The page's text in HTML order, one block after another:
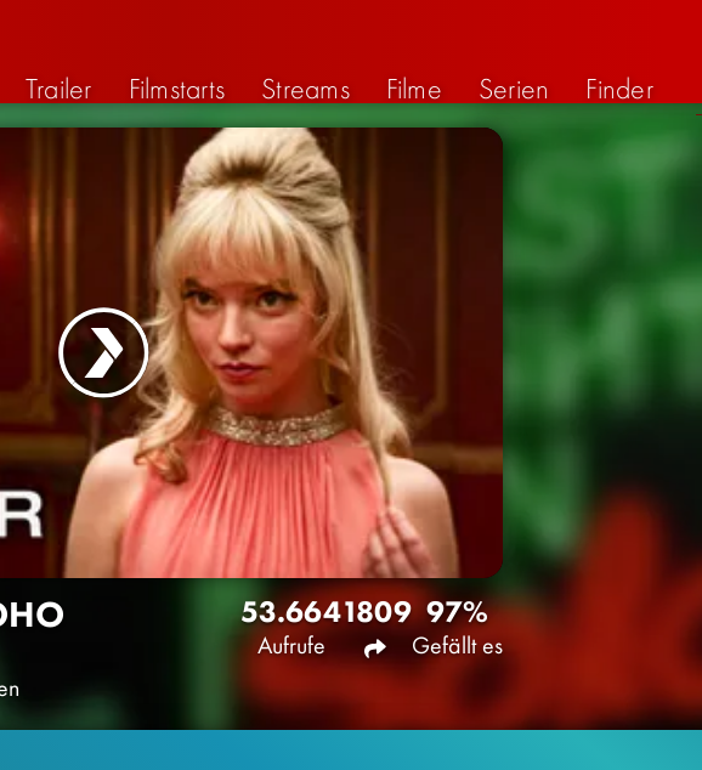
Trailer Filmstarts Streams Filme Serien Finder
53.664
Aufrufe
1809 97%
Gefällt es